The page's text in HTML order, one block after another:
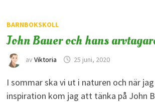
BARNBOKSKOLL
John Bauer och hans
av Viktoria 25 juni, 2020
I sommar ska vi ut i naturen och när
inspiration kom jag att tänka på John